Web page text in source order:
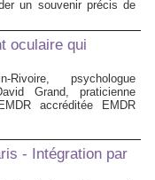
un souvenir précis de
oculaire qui
Rivoire, psychologue
Grand, praticienne
accréditée EMDR
- Intégration par